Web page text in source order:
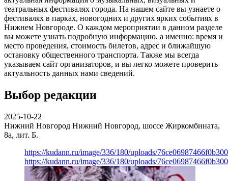
театральных фестивалях города. На нашем сайте вы узнаете о
фестивалях в парках, новогодних и других ярких событиях в
Нижнем Новгороде. О каждом мероприятии в данном разделе
вы можете узнать подробную информацию, а именно: время и
место проведения, стоимость билетов, адрес и ближайшую
остановку общественного транспорта. Также мы всегда
указываем сайт организаторов, и вы легко можете проверить
актуальность данных нами сведений.
Выбор редакции
2025-10-22
Нижний Новгород Нижний Новгород, шоссе Жиркомбината,
8а, лит. Б.
https://kudann.ru/image/336/180/uploads/
https://kudann.ru/image/336/180/uploads/